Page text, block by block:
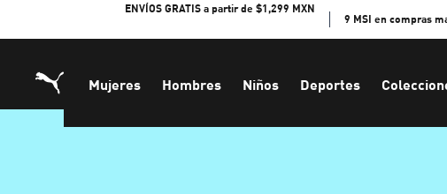
ENVÍOS GRATIS a partir de $1,299 MXN
9 MSI en compras
Mujeres Hombres Niños Deportes